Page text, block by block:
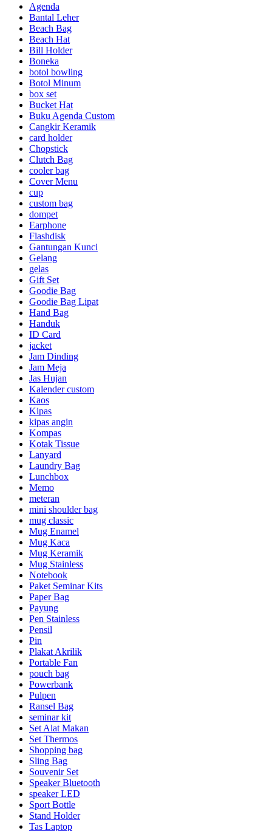
Agenda
Bantal Leher
Beach Bag
Beach Hat
Bill Holder
Boneka
botol bowling
Botol Minum
box set
Bucket Hat
Buku Agenda Custom
Cangkir Keramik
card holder
Chopstick
Clutch Bag
cooler bag
Cover Menu
cup
custom bag
dompet
Earphone
Flashdisk
Gantungan Kunci
Gelang
gelas
Gift Set
Goodie Bag
Goodie Bag Lipat
Hand Bag
Handuk
ID Card
jacket
Jam Dinding
Jam Meja
Jas Hujan
Kalender custom
Kaos
Kipas
kipas angin
Kompas
Kotak Tissue
Lanyard
Laundry Bag
Lunchbox
Memo
meteran
mini shoulder bag
mug classic
Mug Enamel
Mug Kaca
Mug Keramik
Mug Stainless
Notebook
Paket Seminar Kits
Paper Bag
Payung
Pen Stainless
Pensil
Pin
Plakat Akrilik
Portable Fan
pouch bag
Powerbank
Pulpen
Ransel Bag
seminar kit
Set Alat Makan
Set Thermos
Shopping bag
Sling Bag
Souvenir Set
Speaker Bluetooth
speaker LED
Sport Bottle
Stand Holder
Tas Laptop